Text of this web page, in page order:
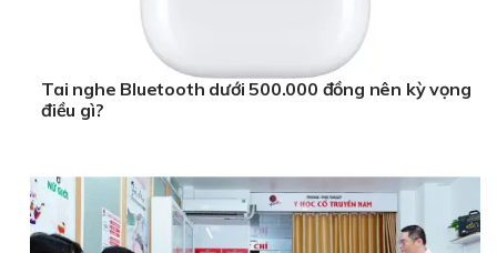
Tai nghe Bluetooth dưới 500.000 đồng nên kỳ vọng
điều gì?